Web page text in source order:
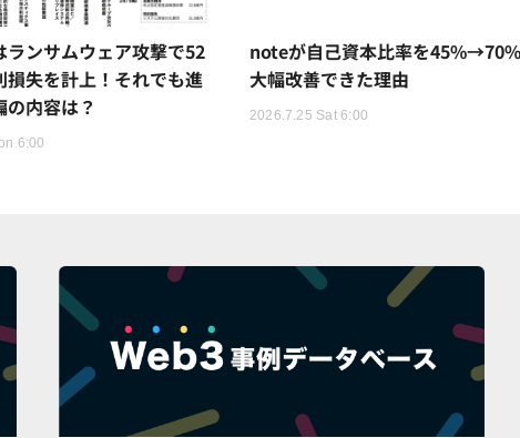
ランサムウェア攻撃で52
損失を計上！それでも進
内容は？
6:00
noteが自己資本比率を
大幅改善できた理由
2026.7.25 Sat 6:00